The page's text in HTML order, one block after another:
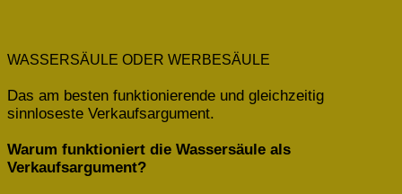
WASSERSÄULE ODER WERBESÄULE
Das am besten funktionierende und gleichzeitig
sinnloseste Verkaufsargument.
Warum funktioniert die Wassersäule als
Verkaufsargument?